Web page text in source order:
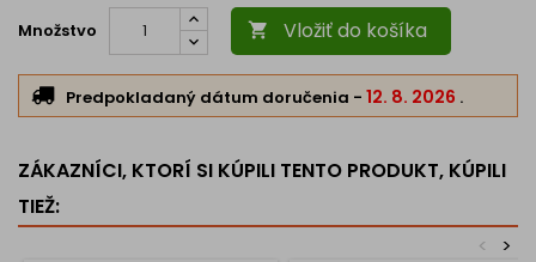
Množstvo  Vložiť do košíka
Predpokladaný dátum doručenia - 12. 8. 2026 .
ZÁKAZNÍCI, KTORÍ SI KÚPILI TENTO PRODUKT, KÚPILI
TIEŽ:
>
<